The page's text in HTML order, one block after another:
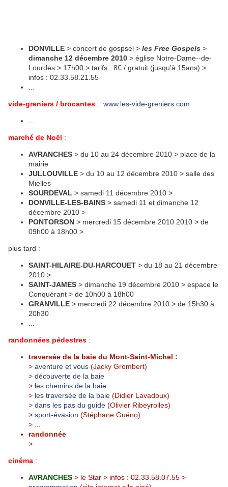
DONVILLE > concert de gospsel > les Free Gospels >
dimanche 12 décembre 2010 > église Notre-Dame--de-
Lourdes > 17h00 > tarifs : 8€ / gratuit (jusqu'à 15ans) >
infos : 02.33.58.21.55
vide-greniers / brocantes : www.les-vide-greniers.com
marché de Noël :
AVRANCHES > du 10 au 24 décembre 2010 > place de la
mairie
JULLOUVILLE > du 10 au 12 décembre 2010 > salle des
Mielles
SOURDEVAL > samedi 11 décembre 2010 >
DONVILLE-LES-BAINS > samedi 11 et dimanche 12
décembre 2010 >
PONTORSON > mercredi 15 décembre 2010 2010 > de
09h00 à 18h00 >
plus tard :
SAINT-HILAIRE-DU-HARCOUET > du 18 au 21 décembre
2010 >
SAINT-JAMES > dimanche 19 décembre 2010 > espace le
Conquérant > de 10h00 à 18h00
GRANVILLE > mercredi 22 décembre 2010 > de 15h30 à
20h30
randonnées pédestres :
traversée de la baie du Mont-Saint-Michel :
> aventure et vous (Jacky Grombert)
> découverte de la baie
> les chemins de la baie
> les traversée de la baie (Didier Lavadoux)
> dans les pas du guide (Olivier Ribeyrolles)
> sport-évasion (Stéphane Guéno)
> ...
randonnée :
> ...
cinéma :
AVRANCHES > le Star > infos : 02.33.58.07.55 >